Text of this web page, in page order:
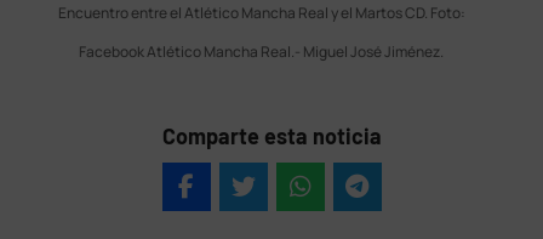
Encuentro entre el Atlético Mancha Real y el Martos CD. Foto:
Facebook Atlético Mancha Real.- Miguel José Jiménez.
Comparte esta noticia